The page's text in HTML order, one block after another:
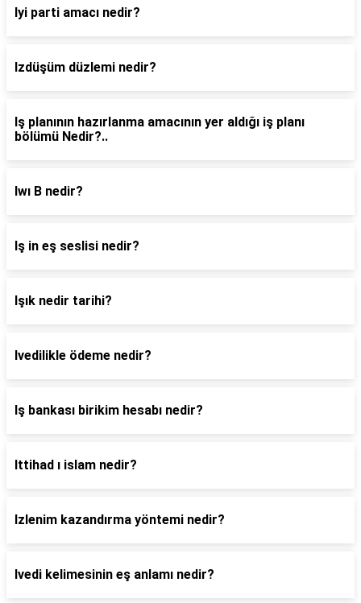
Iyi parti amacı nedir?
Izdüşüm düzlemi nedir?
Iş planının hazırlanma amacının yer aldığı iş planı
bölümü Nedir?..
Iwı B nedir?
Iş in eş seslisi nedir?
Işık nedir tarihi?
Ivedilikle ödeme nedir?
Iş bankası birikim hesabı nedir?
Ittihad ı islam nedir?
Izlenim kazandırma yöntemi nedir?
Ivedi kelimesinin eş anlamı nedir?